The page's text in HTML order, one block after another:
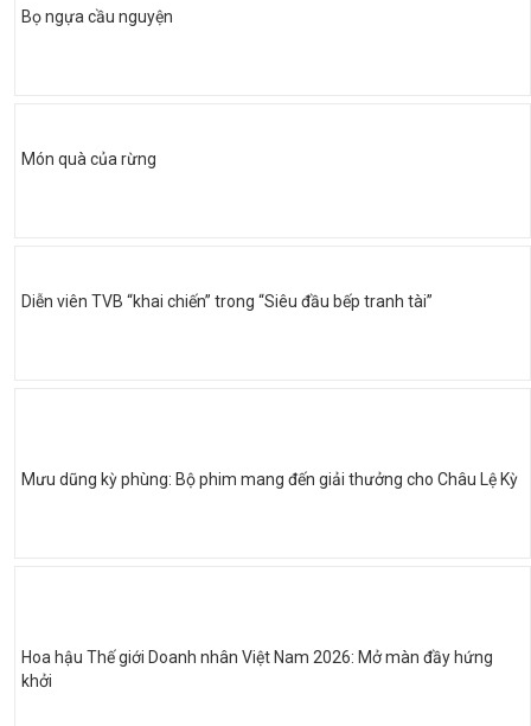
Bọ ngựa cầu nguyện
Món quà của rừng
Diễn viên TVB “khai chiến” trong “Siêu đầu bếp tranh tài”
Mưu dũng kỳ phùng: Bộ phim mang đến giải thưởng cho Châu Lệ Kỳ
Hoa hậu Thế giới Doanh nhân Việt Nam 2026: Mở màn đầy hứng
khởi